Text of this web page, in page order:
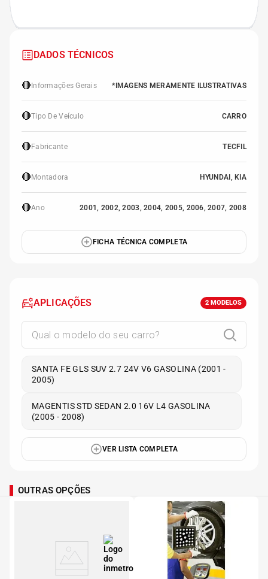
DADOS TÉCNICOS
🔴 Informações Gerais *IMAGENS MERAMENTE ILUSTRATIVAS
🔴Tipo De Veículo CARRO
🔴 Fabricante TECFIL
🔴 Montadora HYUNDAI, KIA
🔴Ano 2001, 2002, 2003, 2004, 2005, 2006, 2007, 2008
FICHA TÉCNICA COMPLETA
APLICAÇÕES 2 MODELOS
SANTA FE GLS SUV 2.7 24V V6 GASOLINA (2001 -
2005)
MAGENTIS STD SEDAN 2.0 16V L4 GASOLINA
(2005 - 2008)
VER LISTA COMPLETA
OUTRAS OPÇÕES